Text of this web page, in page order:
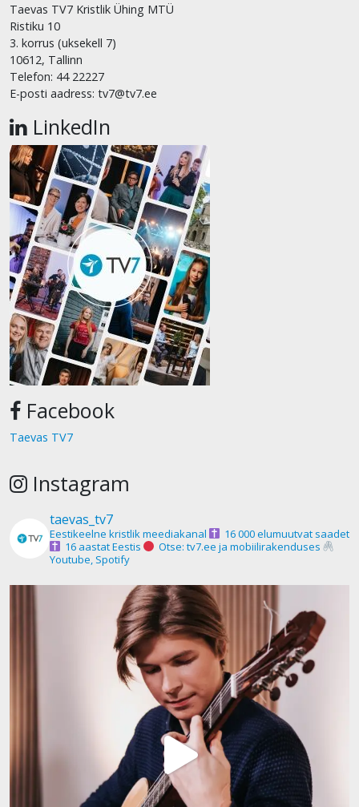
Taevas TV7 Kristlik Ühing MTÜ
Ristiku 10
3. korrus (uksekell 7)
10612, Tallinn
Telefon: 44 22227
E-posti aadress: tv7@tv7.ee
LinkedIn
Facebook
Taevas TV7
Instagram
taevas_tv7
Eestikeelne kristlik meediakanal
16 000 elumuutvat saadet
16 aastat Eestis
Otse: tv7.ee ja mobiilirakenduses
Youtube, Spotify